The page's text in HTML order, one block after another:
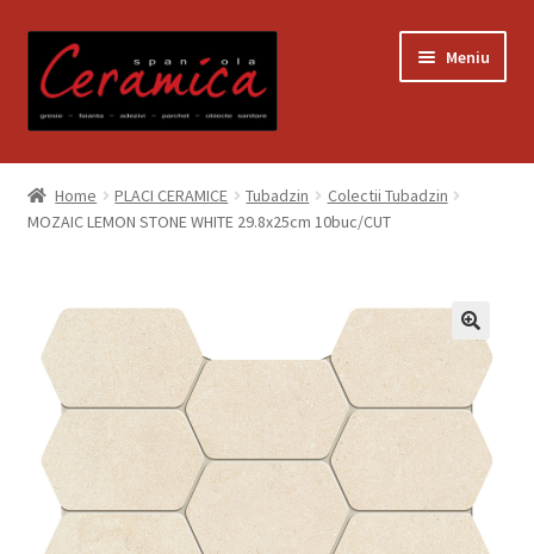
la
navigare
la
conținut
Meniu
Prima pagină
Blog
Contul meu
Despre noi
Informatii
Home PLACI CERAMICE Tubadzin
Colectii Tubadzin
MOZAIC LEMON STONE WHITE 29.8x25cm 10buc/CUT